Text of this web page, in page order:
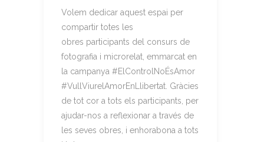
Volem dedicar aquest espai per
compartir totes les
obres participants del consurs de
fotografia i microrelat, emmarcat en
la campanya #ElControlNoÉsAmor
#VullViurelAmorEnLlibertat. Gràcies
de tot cor a tots els participants, per
ajudar-nos a reflexionar a través de
les seves obres, i enhorabona a tots